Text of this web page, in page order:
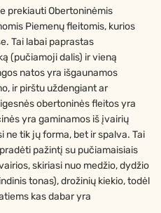
prekiauti Obertoninėmis
Piemenų fleitomis, kurios
Tai labai paprastas
(pučiamoji dalis) ir vieną
natos yra išgaunamos
ir pirštu uždengiant ar
obertoninės fleitos yra
yra gaminamos iš įvairių
ne tik jų forma, bet ir spalva. Tai
pažintį su pučiamaisiais
skiriasi nuo medžio, dydžio
tonas), drožinių kiekio, todėl
kas dabar yra